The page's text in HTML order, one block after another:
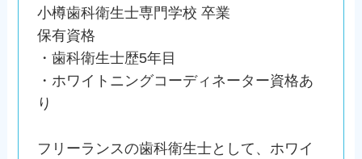
小樽歯科衛生士専門学校 卒業
保有資格
・歯科衛生士歴5年目
・ホワイトニングコーディネーター資格あ
り
フリーランスの歯科衛生士として、ホワイ